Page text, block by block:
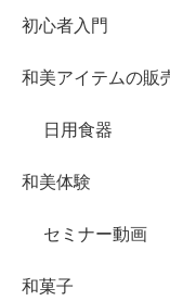
初心者入門
和美アイテムの販
日用食器
和美体験
セミナー動画
和菓子